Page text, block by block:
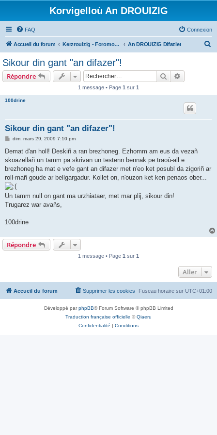
Korvigelloù An DROUIZIG
FAQ Connexion
Accueil du forum Kerzrouizig - Foromoù An Drouizig An DROUIZIG Difazier
Sikour din gant "an difazer"!
Répondre Rechercher
1 message • Page 1 sur 1
100drine
Sikour din gant "an difazer"!
M
s
a
g
dim. mars 29, 2009 7:10 pm
Demat d'an holl! Deskiñ a ran brezhoneg. Ezhomm am eus da vezañ
skoazellañ un tamm pa skrivan un testenn bennak pe traoù-all e
brezhoneg ha mat e vefe gant an difazer met n'eo ket posubl da zigoriñ ar
roll-mañ goude ar bellgargadur. Kollet on, n'ouzon ket ken penaos ober...
Un tamm null on gant ma urzhiataer, met mar plij, sikour din!
Trugarez war avañs,
100drine
Répondre
1 message • Page 1 sur 1
Aller
Accueil du forum Fuseau horaire sur UTC+01:00
Supprimer les cookies
Développé parphpBB® Forum Software © phpBB Limited
Traduction française officielle ©Qiaeru
Confidentialité | Conditions